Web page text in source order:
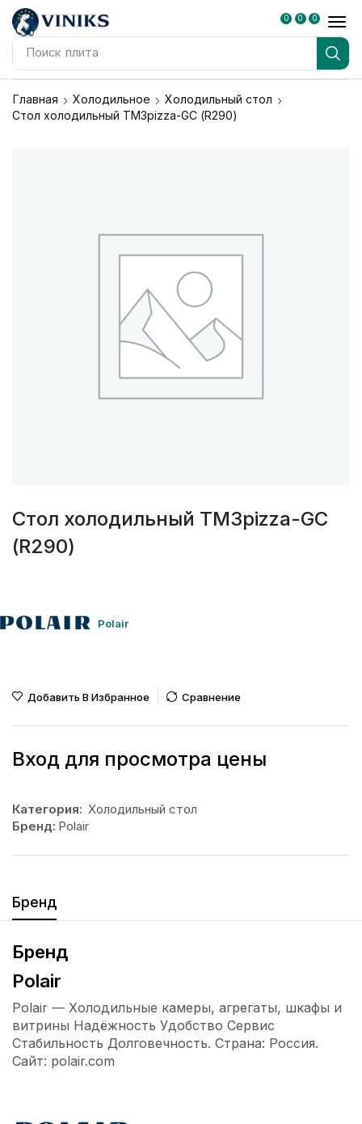
Поиск плита
0 0 0
Главная Холодильное
Холодильный стол
Стол холодильный TM3pizza-GС (R290)
Стол холодильный TM3pizza-GС
(R290)
Polair
Добавить В Избранное Сравнение
Вход для просмотра цены
Категория: Холодильный стол
Бренд: Polair
Бренд
Бренд
Polair
Polair — Холодильные камеры, агрегаты, шкафы и
витрины Надёжность Удобство Сервис
Стабильность Долговечность. Страна: Россия.
Сайт: polair.com